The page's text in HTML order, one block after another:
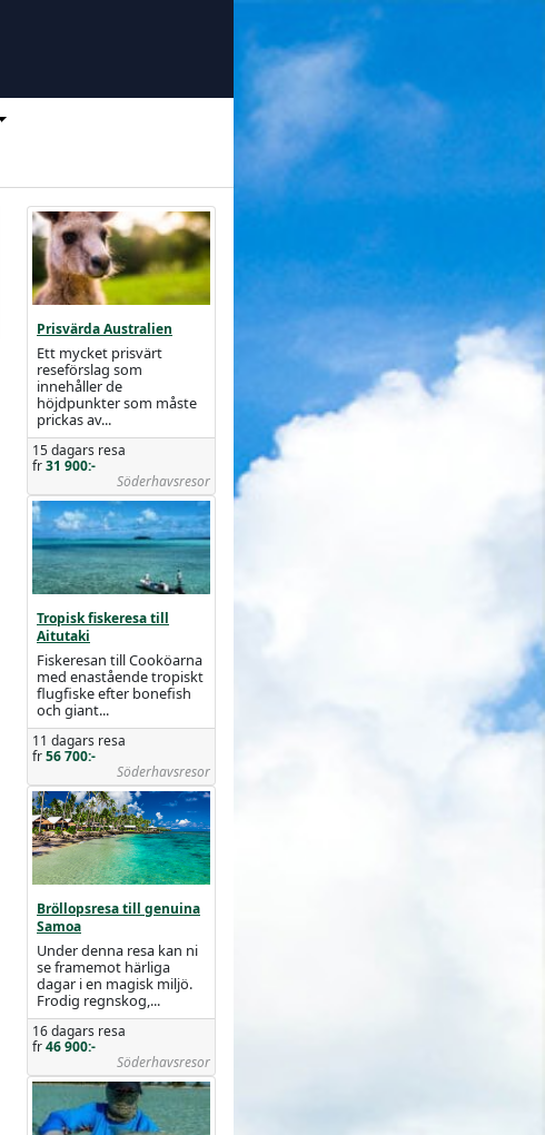
Prisvärda Australien
Ett mycket prisvärt
reseförslag som
innehåller de
höjdpunkter som måste
prickas av...
15 dagars resa
fr31 900:-
Söderhavsresor
Tropisk fiskeresa till
Aitutaki
Fiskeresan till Cooköarna
med enastående tropiskt
flugfiske efter bonefish
och giant...
11 dagars resa
fr56 700:-
Söderhavsresor
Bröllopsresa till genuina
Samoa
Under denna resa kan ni
se framemot härliga
dagar i en magisk miljö.
Frodig regnskog,...
16 dagars resa
fr46 900:-
Söderhavsresor